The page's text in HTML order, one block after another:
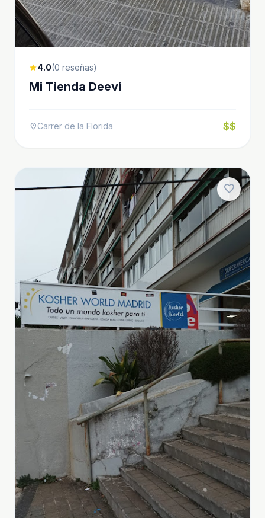
star4.0(0 reseñas)
Mi Tienda Deevi
location_onCarrer de la Florida $$
favorite